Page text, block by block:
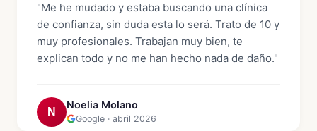
"Me he mudado y estaba buscando una clínica
de confianza, sin duda esta lo será. Trato de 10 y
muy profesionales. Trabajan muy bien, te
explican todo y no me han hecho nada de daño."
N
Noelia Molano
Google · abril 2026